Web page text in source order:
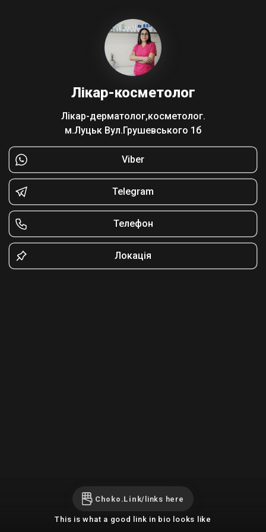
Лікар-косметолог
Лікар-дерматолог,косметолог.
м.Луцьк Вул.Грушевського 1б
Viber
Telegram
Телефон
Локація
Choko.Link/ links here
This is what a good link in bio looks like